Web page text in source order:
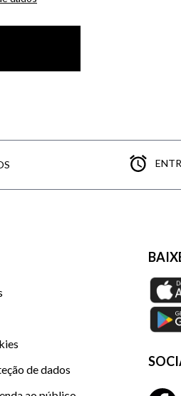
de dados